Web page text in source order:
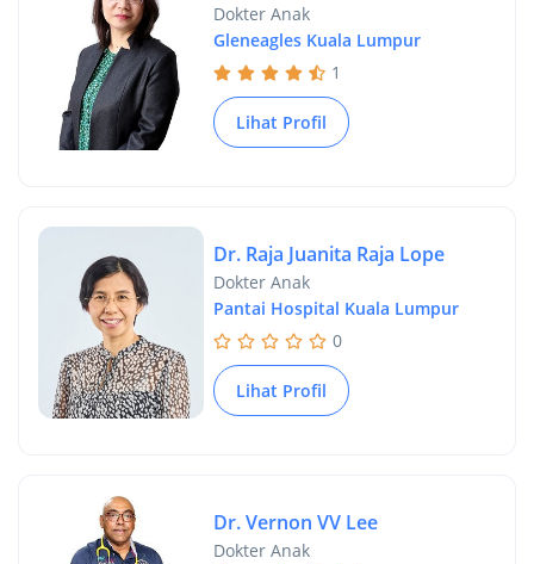
Dokter Anak
Gleneagles Kuala Lumpur
1
Lihat Profil
Dr. Raja Juanita Raja Lope
Dokter Anak
Pantai Hospital Kuala Lumpur
0
Lihat Profil
Dr. Vernon VV Lee
Dokter Anak